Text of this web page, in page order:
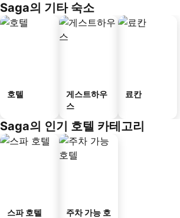
Saga의 기타 숙소
호텔
게스트하우
스
료칸
Saga의 인기 호텔 카테고리
스파 호텔
주차 가능 호